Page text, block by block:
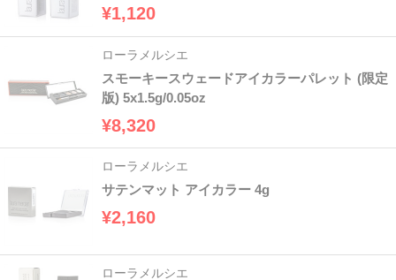
¥1,120
ローラメルシエ
スモーキースウェードアイカラーパレット (限定
版) 5x1.5g/0.05oz
¥8,320
ローラメルシエ
サテンマット アイカラー 4g
¥2,160
ローラメルシエ